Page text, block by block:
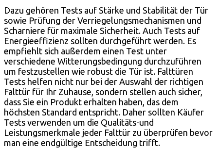
Dazu gehören Tests auf Stärke und Stabilität der Tür
sowie Prüfung der Verriegelungsmechanismen und
Scharniere für maximale Sicherheit. Auch Tests auf
Energieeffizienz sollten durchgeführt werden. Es
empfiehlt sich außerdem einen Test unter
verschiedene Witterungsbedingung durchzuführen
um festzustellen wie robust die Tür ist. Falttüren
Tests helfen nicht nur bei der Auswahl der richtigen
Falttür für Ihr Zuhause, sondern stellen auch sicher,
dass Sie ein Produkt erhalten haben, das dem
höchsten Standard entspricht. Daher sollten Käufer
Tests verwenden um die Qualitäts-und
Leistungsmerkmale jeder Falttür zu überprüfen bevor
man eine endgültige Entscheidung trifft.